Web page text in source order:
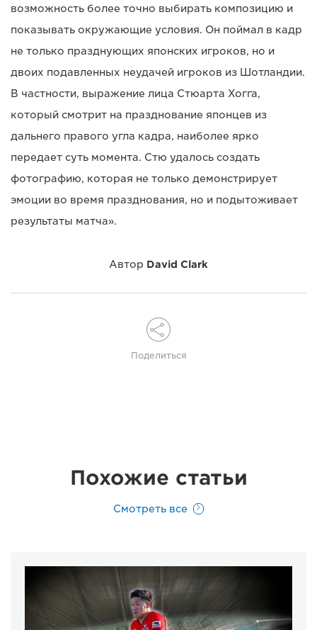
возможность более точно выбирать композицию и
показывать окружающие условия. Он поймал в кадр
не только празднующих японских игроков, но и
двоих подавленных неудачей игроков из Шотландии.
В частности, выражение лица Стюарта Хогга,
который смотрит на празднование японцев из
дальнего правого угла кадра, наиболее ярко
передает суть момента. Стю удалось создать
фотографию, которая не только демонстрирует
эмоции во время празднования, но и подытоживает
результаты матча».
Автор David Clark
Поделиться
Похожие статьи
Смотреть все